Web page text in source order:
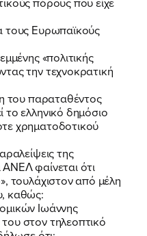
τους Ευρωπαϊκούς
«πολιτικής
την τεχνοκρατική
του παραταθέντος
ελληνικό δημόσιο
χρηματοδοτικού
της
φαίνεται ότι
τουλάχιστον από μέλη
καθώς:
Ιωάννης
στον τηλεοπτικό